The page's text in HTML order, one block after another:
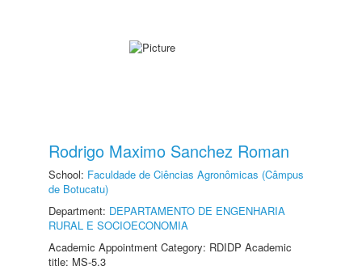
Rodrigo Maximo Sanchez Roman
School: Faculdade de Ciências Agronômicas (Câmpus
de Botucatu)
Department: DEPARTAMENTO DE ENGENHARIA
RURAL E SOCIOECONOMIA
Academic Appointment Category: RDIDP Academic
title: MS-5.3